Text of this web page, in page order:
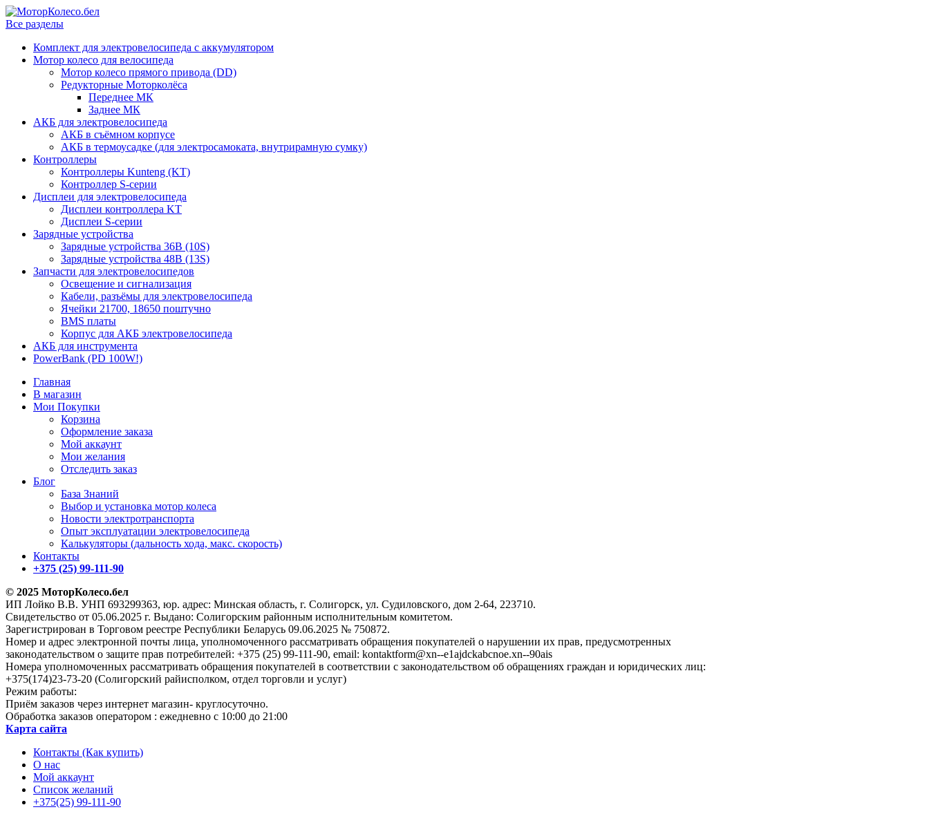
Все разделы
Комплект для электровелосипеда с аккумулятором
Мотор колесо для велосипеда
Мотор колесо прямого привода (DD)
Редукторные Моторколёса
Переднее МК
Заднее МК
АКБ для электровелосипеда
АКБ в съёмном корпусе
АКБ в термоусадке (для электросамоката, внутрирамную сумку)
Контроллеры
Контроллеры Kunteng (KT)
Контроллер S-серии
Дисплеи для электровелосипеда
Дисплеи контроллера KT
Дисплеи S-серии
Зарядные устройства
Зарядные устройства 36В (10S)
Зарядные устройства 48В (13S)
Запчасти для электровелосипедов
Освещение и сигнализация
Кабели, разъёмы для электровелосипеда
Ячейки 21700, 18650 поштучно
BMS платы
Корпус для АКБ электровелосипеда
АКБ для инструмента
PowerBank (PD 100W!)
Главная
В магазин
Мои Покупки
Корзина
Оформление заказа
Мой аккаунт
Мои желания
Отследить заказ
Блог
База Знаний
Выбор и установка мотор колеса
Новости электротранспорта
Опыт эксплуатации электровелосипеда
Калькуляторы (дальность хода, макс. скорость)
Контакты
+375 (25) 99-111-90
© 2025 МоторКолесо.бел
ИП Лойко В.В. УНП 693299363, юр. адрес: Минская область, г. Солигорск, ул. Судиловского, дом 2-64, 223710.
Свидетельство от 05.06.2025 г. Выдано: Солигорским районным исполнительным комитетом.
Зарегистрирован в Торговом реестре Республики Беларусь 09.06.2025 № 750872.
Номер и адрес электронной почты лица, уполномоченного рассматривать обращения покупателей о нарушении их прав, предусмотренных
законодательством о защите прав потребителей: +375 (25) 99-111-90, email: kontaktform@xn--e1ajdckabcnoe.xn--90ais
Номера уполномоченных рассматривать обращения покупателей в соответствии с законодательством об обращениях граждан и юридических лиц:
+375(174)23-73-20 (Солигорский райисполком, отдел торговли и услуг)
Режим работы:
Приём заказов через интернет магазин- круглосуточно.
Обработка заказов оператором : ежедневно с 10:00 до 21:00
Карта сайта
Контакты (Как купить)
О нас
Мой аккаунт
Список желаний
+375(25) 99-111-90